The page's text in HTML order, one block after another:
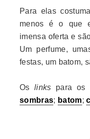
Para elas
menos é o que
imensa oferta e
Um perfume,
festas, um batom,
Oslinks para os
sombras; batom;